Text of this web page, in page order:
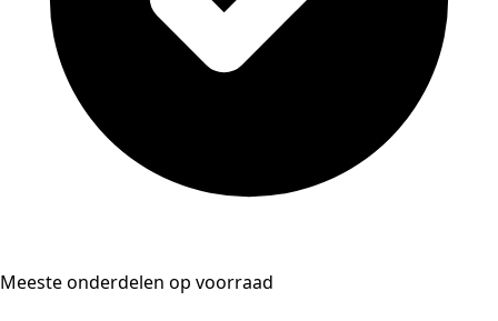
Meeste onderdelen op voorraad